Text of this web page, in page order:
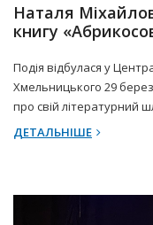
Наталя
книгу
Подія відбулася у
Хмельницького 29
про свій літературний
ДЕТАЛЬНІШЕ